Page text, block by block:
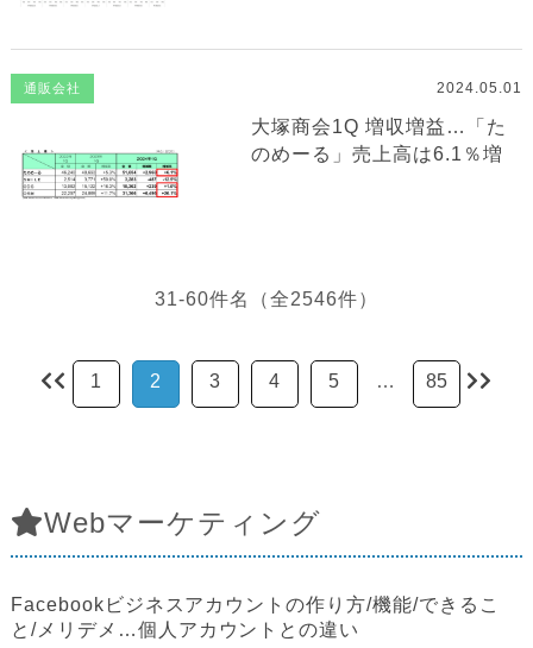
通販会社 2024.05.01
大塚商会1Q 増収増益…「た
のめーる」売上高は6.1％増
31-60件名（全2546件）
1 2 3 4 5 … 85
Webマーケティング
Facebookビジネスアカウントの作り方/機能/できるこ
と/メリデメ…個人アカウントとの違い